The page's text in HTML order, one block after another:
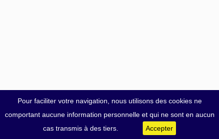
Pour faciliter votre navigation, nous utilisons des cookies ne
comportant aucune information personnelle et qui ne sont en aucun
cas transmis à des tiers.
Accepter